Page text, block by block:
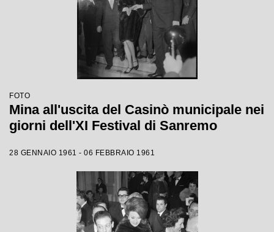
FOTO
Mina all'uscita del Casinò municipale nei
giorni dell'XI Festival di Sanremo
28 GENNAIO 1961 - 06 FEBBRAIO 1961